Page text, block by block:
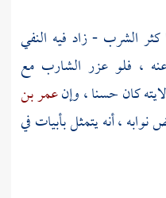
الشرب - زاد فيه النفي
، فلو عزر الشارب مع
كان حسنا ، وإنعمر بن
، أنه يتمثل بأبيات في